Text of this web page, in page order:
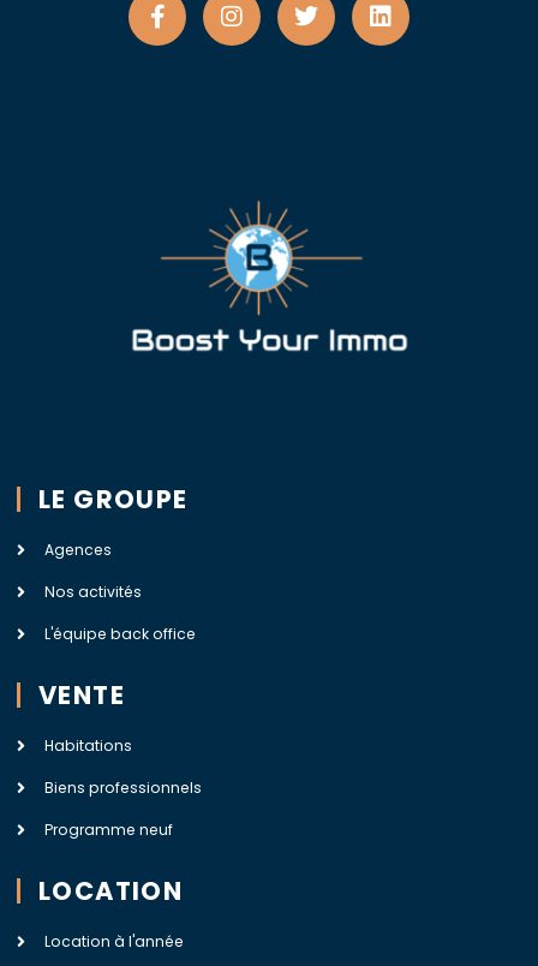
LE GROUPE
Agences
Nos activités
L'équipe back office
VENTE
Habitations
Biens professionnels
Programme neuf
LOCATION
Location à l'année